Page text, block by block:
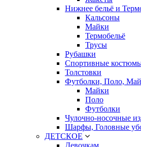
Нижнее бельё и
Кальсоны
Майки
Термобельё
Трусы
Рубашки
Спортивные
Толстовки
Футболки, Поло,
Майки
Поло
Футболки
Чулочно-носочные
Шарфы, Головные
ДЕТСКОЕ
Девочкам